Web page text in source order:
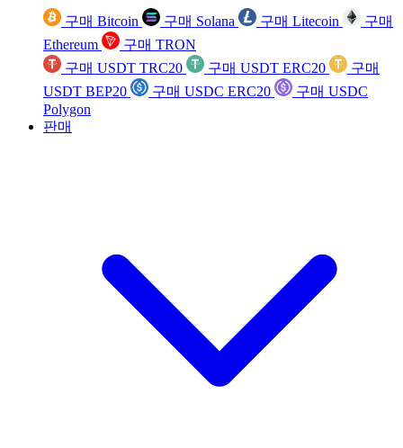
구매 Bitcoin 구매 Solana 구매 Litecoin
구매
Ethereum
구매 TRON
구매 USDT TRC20
구매 USDT ERC20
구매
USDT BEP20
구매 USDC ERC20
구매 USDC
Polygon
판매